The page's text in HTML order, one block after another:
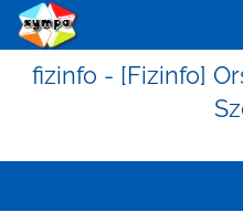
fizinfo - [Fizinfo]